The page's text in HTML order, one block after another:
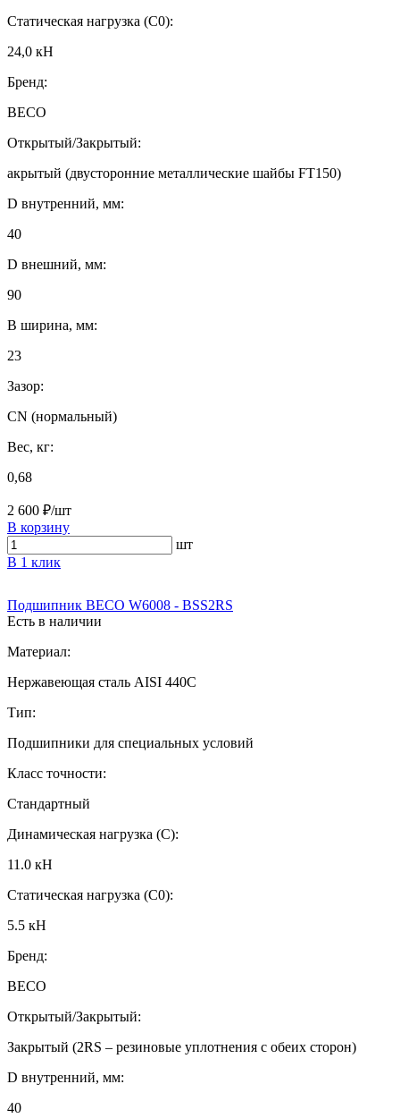
Статическая нагрузка (C0):
24,0 кН
Бренд:
BECO
Открытый/Закрытый:
акрытый (двусторонние металлические шайбы FT150)
D внутренний, мм:
40
D внешний, мм:
90
B ширина, мм:
23
Зазор:
CN (нормальный)
Вес, кг:
0,68
2 600 ₽/шт
В корзину
шт
В 1 клик
Подшипник BECO W6008 - BSS2RS
Есть в наличии
Материал:
Нержавеющая сталь AISI 440C
Тип:
Подшипники для специальных условий
Класс точности:
Стандартный
Динамическая нагрузка (C):
11.0 кН
Статическая нагрузка (C0):
5.5 кН
Бренд:
BECO
Открытый/Закрытый:
Закрытый (2RS – резиновые уплотнения с обеих сторон)
D внутренний, мм:
40